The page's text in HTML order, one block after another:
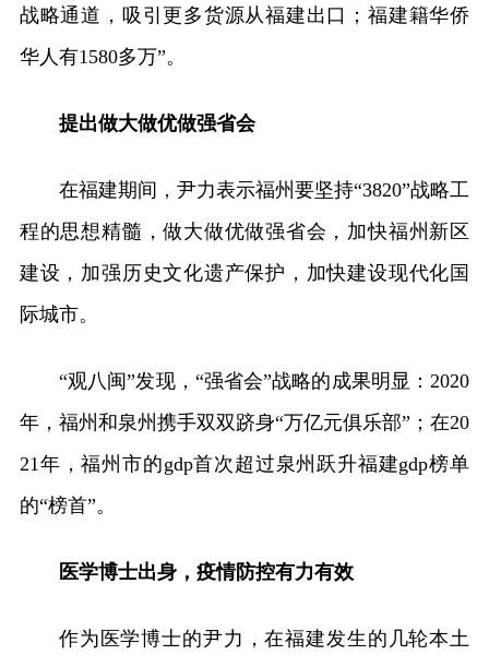
战略通道，吸引更多货源从福建出口；福建籍华侨
华人有1580多万”。
提出做大做优做强省会
在福建期间，尹力表示福州要坚持“3820”战略工
程的思想精髓，做大做优做强省会，加快福州新区
建设，加强历史文化遗产保护，加快建设现代化国
际城市。
“观八闽”发现，“强省会”战略的成果明显：2020
年，福州和泉州携手双双跻身“万亿元俱乐部”；在20
21年，福州市的gdp首次超过泉州跃升福建gdp榜单
的“榜首”。
医学博士出身，疫情防控有力有效
作为医学博士的尹力，在福建发生的几轮本土